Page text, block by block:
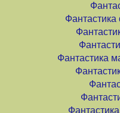
Фантастика
Фантастика